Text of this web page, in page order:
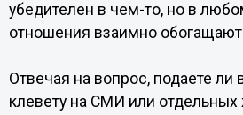
убедителен в чем-то, но в
отношения взаимно
Отвечая на вопрос, подаете ли
клевету на СМИ или отдельных